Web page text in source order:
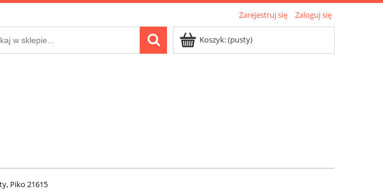
Zarejestruj się Zaloguj się
Koszyk:(pusty)
Piko 21615